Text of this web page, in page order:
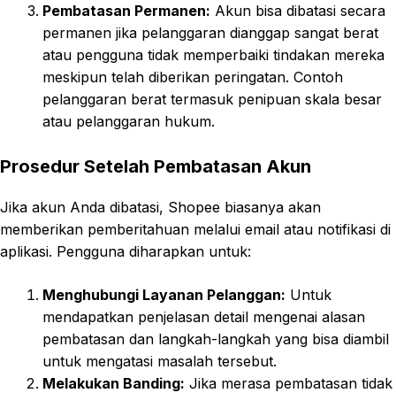
Pembatasan Permanen: Akun bisa dibatasi secara
permanen jika pelanggaran dianggap sangat berat
atau pengguna tidak memperbaiki tindakan mereka
meskipun telah diberikan peringatan. Contoh
pelanggaran berat termasuk penipuan skala besar
atau pelanggaran hukum.
Prosedur Setelah Pembatasan Akun
Jika akun Anda dibatasi, Shopee biasanya akan
memberikan pemberitahuan melalui email atau notifikasi di
aplikasi. Pengguna diharapkan untuk:
Menghubungi Layanan Pelanggan: Untuk
mendapatkan penjelasan detail mengenai alasan
pembatasan dan langkah-langkah yang bisa diambil
untuk mengatasi masalah tersebut.
Melakukan Banding: Jika merasa pembatasan tidak